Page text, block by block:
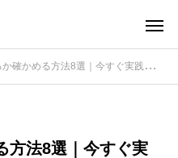
る方法8選｜今すぐ実践できるプロのチェック術
方法8選｜今すぐ実